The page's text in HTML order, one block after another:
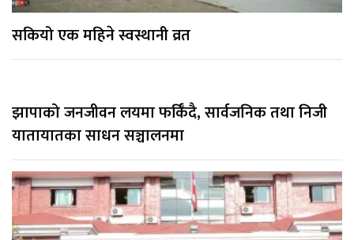
सकियो एक महिने स्वस्थानी व्रत
झापाको जनजीवन लयमा फर्किँदै, सार्वजनिक तथा निजी
यातायातका साधन सञ्चालनमा